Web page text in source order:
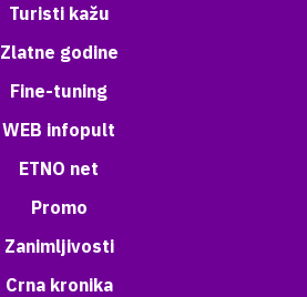
Turisti kažu
Zlatne godine
Fine-tuning
WEB infopult
ETNO net
Promo
Zanimljivosti
Crna kronika